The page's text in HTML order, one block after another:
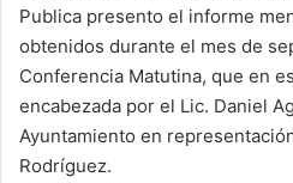
Publica presento el informe
obtenidos durante el mes de
Conferencia Matutina, que en
encabezada por el Lic. Daniel
Ayuntamiento en
Rodríguez.